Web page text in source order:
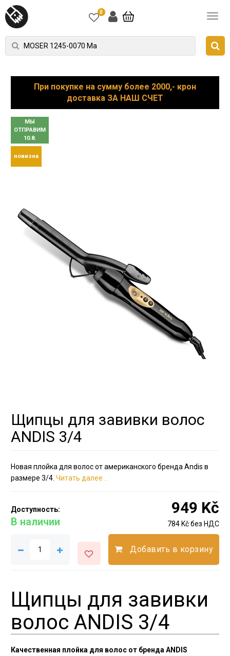
0
При покупке на сумму более 2000,- крон
доставка ЗА НАШ СЧЕТ
МЫ
ОТПРАВИМ
10.8.
новизна
Щипцы для завивки волос
ANDIS 3/4
Новая плойка для волос от американского бренда Andis в
размере 3/4. Читать далее ..
Доступность:
В наличии
949 Kč
784 Kč без НДС
Добавить в корзину
Щипцы для завивки
волос ANDIS 3/4
Качественная плойка для волос от бренда ANDIS